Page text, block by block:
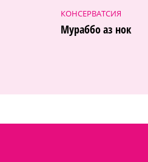
КОНСЕРВАТСИЯ
Мураббо аз нок